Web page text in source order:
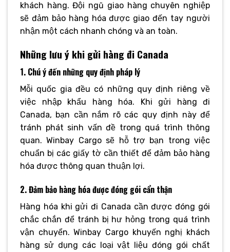
khách hàng. Đội ngũ giao hàng chuyên nghiệp
sẽ đảm bảo hàng hóa được giao đến tay người
nhận một cách nhanh chóng và an toàn.
Những lưu ý khi gửi hàng đi Canada
1. Chú ý đến những quy định pháp lý
Mỗi quốc gia đều có những quy định riêng về
việc nhập khẩu hàng hóa. Khi gửi hàng đi
Canada, bạn cần nắm rõ các quy định này để
tránh phát sinh vấn đề trong quá trình thông
quan. Winbay Cargo sẽ hỗ trợ bạn trong việc
chuẩn bị các giấy tờ cần thiết để đảm bảo hàng
hóa được thông quan thuận lợi.
2. Đảm bảo hàng hóa được đóng gói cẩn thận
Hàng hóa khi gửi đi Canada cần được đóng gói
chắc chắn để tránh bị hư hỏng trong quá trình
vận chuyển. Winbay Cargo khuyến nghị khách
hàng sử dụng các loại vật liệu đóng gói chất